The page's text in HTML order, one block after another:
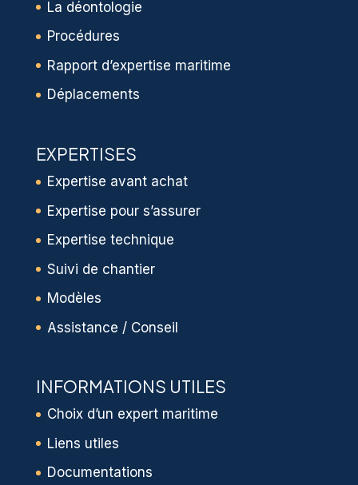
La déontologie
EXPERTISES
Expertise avant achat